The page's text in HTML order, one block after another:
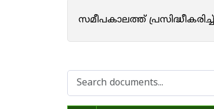
സമീപകാലത്ത് പ്രസിദ്ധീകരിച്ച്